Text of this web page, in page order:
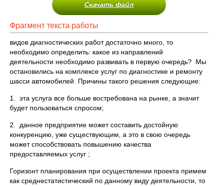
Скачать файл
Фрагмент текста работы
видов диагностических работ достаточно много, то
необходимо определить: какое из направлений
деятельности необходимо развивать в первую очередь? Мы
остановились на комплексе услуг по диагностике и ремонту
шасси автомобилей. Причины такого решения следующие:
1. эта услуга все больше востребована на рынке, а значит
будет пользоваться спросом;
2. данное предприятие может составить достойную
конкуренцию, уже существующим, а это в свою очередь
может способствовать повышению качества
предоставляемых услуг ;
Горизонт планирования при осуществлении проекта примем
как среднестатистический по данному виду деятельности, то